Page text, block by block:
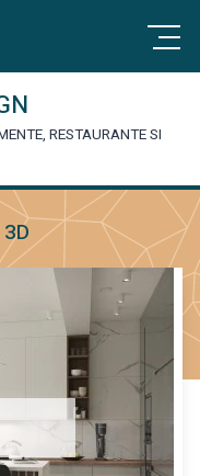
RESTAURANTE SI